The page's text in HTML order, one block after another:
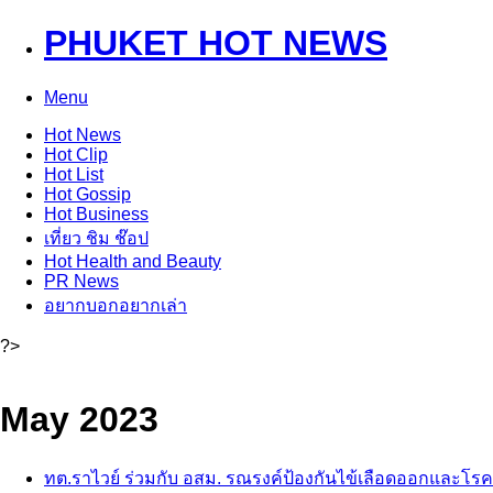
PHUKET HOT NEWS
Menu
HotNews
HotClip
HotList
HotGossip
HotBusiness
เที่ยว ชิม ช๊อป
HotHealth and Beauty
PR News
อยากบอกอยากเล่า
?>
May 2023
ทต.ราไวย์ ร่วมกับ อสม. รณรงค์ป้องกันไข้เลือดออกและโร